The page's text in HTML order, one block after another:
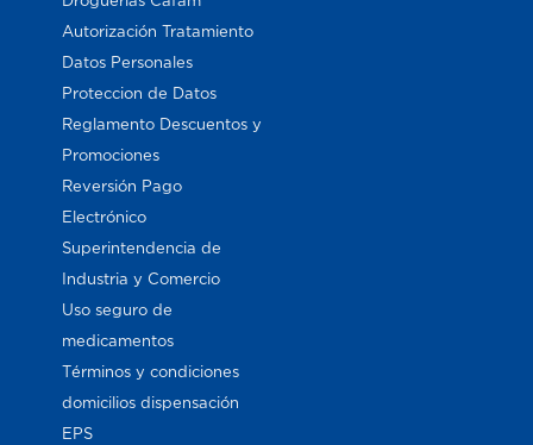
Autorización Tratamiento
Datos Personales
Proteccion de Datos
Reglamento Descuentos y
Promociones
Reversión Pago
Electrónico
Superintendencia de
Industria y Comercio
Uso seguro de
medicamentos
Términos y condiciones
domicilios dispensación
EPS